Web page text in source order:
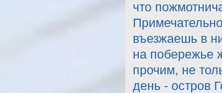
что
въезжаешь в
на побережье
прочим, не
день - остров